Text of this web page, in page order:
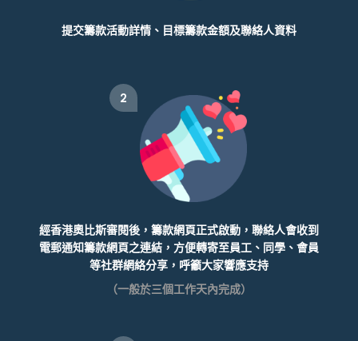
提交籌款活動詳情、目標籌款金額及聯絡人資料
2
經香港奧比斯審閱後，籌款網頁正式啟動，聯絡人會收到
電郵通知籌款網頁之連結，方便轉寄至員工、同學、會員
等社群網絡分享，呼籲大家響應支持
（一般於三個工作天內完成）